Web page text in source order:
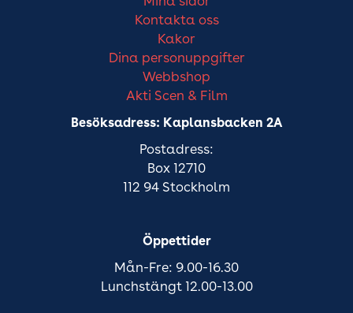
Kontakta oss
Kakor
Dina personuppgifter
Webbshop
Akti Scen & Film
Besöksadress: Kaplansbacken 2A
Postadress:
Box 12710
112 94 Stockholm
Öppettider
Mån-Fre: 9.00-16.30
Lunchstängt 12.00-13.00